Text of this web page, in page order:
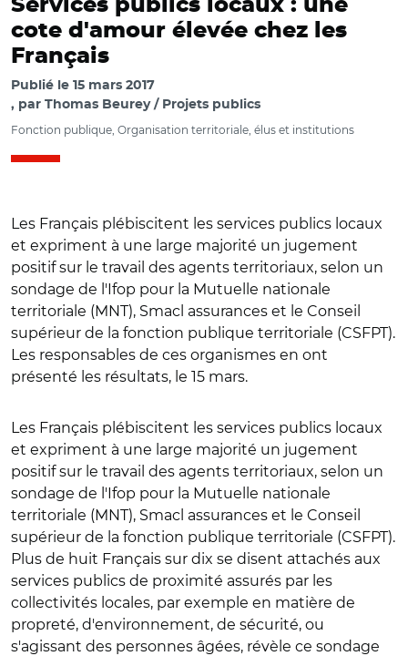
Services publics locaux : une
cote d'amour élevée chez les
Français
Publié le 15 mars 2017
par Thomas Beurey / Projets publics
Fonction publique, Organisation territoriale, élus et institutions
Les Français plébiscitent les services publics locaux
et expriment à une large majorité un jugement
positif sur le travail des agents territoriaux, selon un
sondage de l'Ifop pour la Mutuelle nationale
territoriale (MNT), Smacl assurances et le Conseil
supérieur de la fonction publique territoriale (CSFPT).
Les responsables de ces organismes en ont
présenté les résultats, le 15 mars.
Les Français plébiscitent les services publics locaux
et expriment à une large majorité un jugement
positif sur le travail des agents territoriaux, selon un
sondage de l'Ifop pour la Mutuelle nationale
territoriale (MNT), Smacl assurances et le Conseil
supérieur de la fonction publique territoriale (CSFPT).
Plus de huit Français sur dix se disent attachés aux
services publics de proximité assurés par les
collectivités locales, par exemple en matière de
propreté, d'environnement, de sécurité, ou
s'agissant des personnes âgées, révèle ce sondage